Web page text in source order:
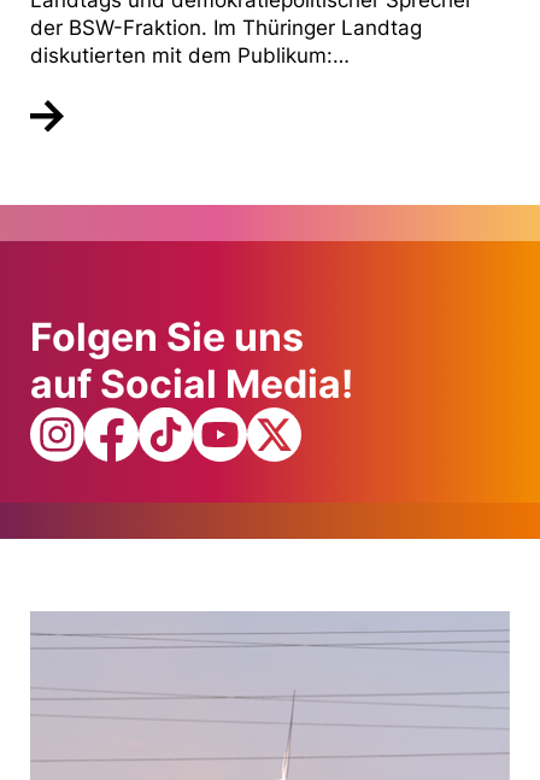
der BSW-Fraktion. Im Thüringer Landtag
diskutierten mit dem Publikum:…
Folgen Sie uns
auf Social Media!